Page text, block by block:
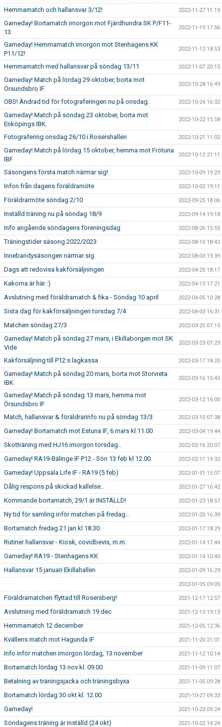
Hemmamatch och hallansvar 3/12! 2022-11-27 11:19
Gameday! Bortamatch imorgon mot Fjärdhundra SK P/F11-
13
2022-11-19 17:56
Gameday! Hemmamatch imorgon mot Stenhagens KK
P11/12!
2022-11-12 18:53
Hemmamatch med hallansvar på söndag 13/11 2022-11-07 20:15
Gameday! Match på lördag 29 oktober, borta mot
Örsundsbro IF.
2022-10-28 16:49
OBS! Ändrad tid för fotograferingen nu på onsdag. 2022-10-24 16:32
Gameday! Match på söndag 23 oktober, borta mot
Enköpings IBK.
2022-10-22 15:58
Fotografering onsdag 26/10 i Rosershallen 2022-10-21 11:02
Gameday! Match på lördag 15 oktober, hemma mot Frötuna
IBF
2022-10-12 21:11
Säsongens första match närmar sig! 2022-10-09 19:29
Infon från dagens föräldramöte 2022-10-02 19:11
Föräldrarmöte söndag 2/10 2022-09-25 18:06
Inställd träning nu på söndag 18/9 2022-09-14 19:18
Info angående söndagens föreningsdag 2022-08-26 15:55
Träningstider säsong 2022/2023 2022-08-10 18:42
Innebandysäsongen närmar sig. 2022-08-03 19:39
Dags att redovisa kakförsäljningen 2022-04-25 18:17
Kakorna är här :) 2022-04-13 17:21
Avslutning med föräldramatch & fika - Söndag 10 april 2022-04-05 10:28
Sista dag för kakförsäljningen torsdag 7/4 2022-04-03 16:31
Matchen söndag 27/3 2022-03-25 07:15
Gameday! Match på söndag 27 mars, i Ekillaborgen mot SK
Vide
2022-03-23 07:23
Kakförsäljning till P12:s lagkassa 2022-03-17 18:25
Gameday! Match på söndag 20 mars, borta mot Storvreta
IBK
2022-03-16 15:45
Gameday! Match på söndag 13 mars, hemma mot
Örsundsbro IF
2022-03-12 16:00
Match, hallansvar & föräldrarinfo nu på söndag 13/3 2022-03-10 07:38
Gameday! Bortamatch mot Estuna IF, 6 mars kl 11.00 2022-03-04 19:44
Skotträning med HJ16 imorgon torsdag.. 2022-02-16 20:07
Gameday! RA19-Bälinge IF P12 - Sön 13 feb kl 12.00 2022-02-11 19:32
Gameday! Uppsala Life IF - RA19 (5 feb) 2022-01-31 15:07
Dålig respons på skickad kallelse.. 2022-01-27 16:42
Kommande bortamatch, 29/1 är INSTÄLLD! 2022-01-23 18:57
Ny tid för samling inför matchen på fredag.. 2022-01-20 16:39
Bortamatch fredag 21 jan kl 18.30 2022-01-17 18:29
Rutiner hallansvar - Kiosk, covidbevis, m.m. 2022-01-14 17:44
Gameday! RA19 - Stenhagens KK 2022-01-14 10:40
Hallansvar 15 januari Ekillahallen 2022-01-09 16:29
2022-01-05 09:05
Föräldramatchen flyttad till Rosersberg! 2021-12-17 12:57
Avslutning med föräldramatch 19 dec 2021-12-13 19:13
Hemmamatch 12 december 2021-12-05 12:36
Kvällens match mot Hagunda IF 2021-11-20 21:01
Info inför matchen imorgon lördag, 13 november 2021-11-12 10:14
Bortamatch lördag 13 nov kl. 09.00 2021-11-09 11:07
Betalning av träningsjacka och träningsbyxa 2021-11-05 09:28
Bortamatch lördag 30 okt kl. 12.00 2021-10-27 09:33
Gameday! 2021-10-23 09:24
Söndagens träning är inställd (24 okt) 2021-10-22 14:24